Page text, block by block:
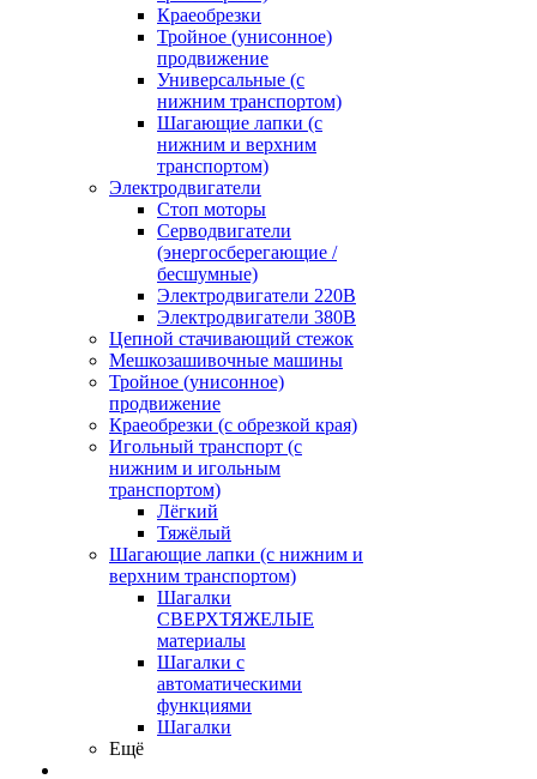
Краеобрезки
Тройное (унисонное)
продвижение
Универсальные (с
нижним транспортом)
Шагающие лапки (с
нижним и верхним
транспортом)
Электродвигатели
Стоп моторы
Серводвигатели
(энергосберегающие /
бесшумные)
Электродвигатели 220В
Электродвигатели 380В
Цепной стачивающий стежок
Мешкозашивочные машины
Тройное (унисонное)
продвижение
Краеобрезки (с обрезкой края)
Игольный транспорт (с
нижним и игольным
транспортом)
Лёгкий
Тяжёлый
Шагающие лапки (с нижним и
верхним транспортом)
Шагалки
СВЕРХТЯЖЕЛЫЕ
материалы
Шагалки с
автоматическими
функциями
Шагалки
Ещё